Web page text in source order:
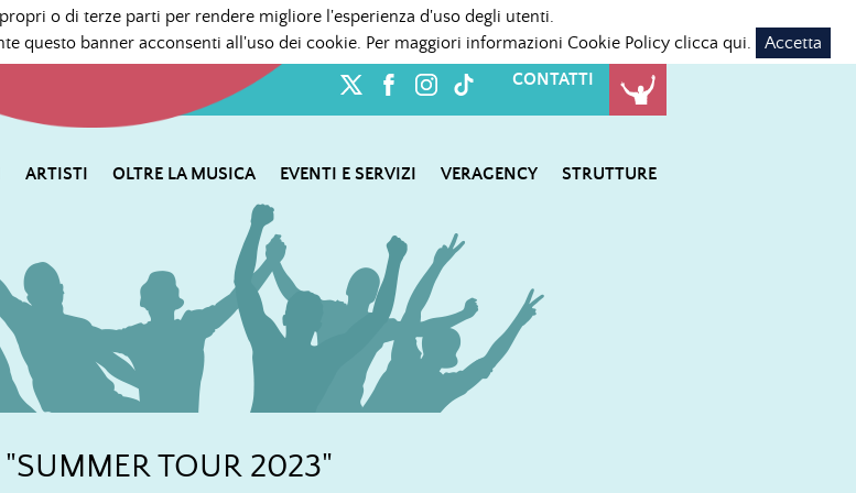
o di terze parti per rendere migliore l'esperienza d'uso degli utenti.
questo banner acconsenti all'uso dei cookie. Per maggiori informazioni Cookie Policy clicca qui.
Accetta
CONTATTI
ARTISTI OLTRE LA MUSICA EVENTI E SERVIZI VERAGENCY STRUTTURE
TOUR 2023"